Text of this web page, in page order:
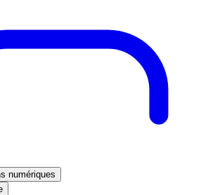
numériques